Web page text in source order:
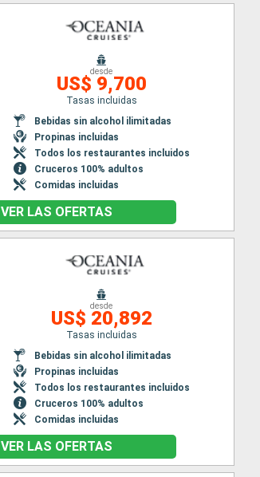
desde
US$ 9,700
Tasas incluidas
Bebidas sin alcohol ilimitadas
Propinas incluidas
Todos los restaurantes incluidos
Cruceros 100% adultos
Comidas incluidas
VER LAS OFERTAS
desde
US$ 20,892
Tasas incluidas
Bebidas sin alcohol ilimitadas
Propinas incluidas
Todos los restaurantes incluidos
Cruceros 100% adultos
Comidas incluidas
VER LAS OFERTAS